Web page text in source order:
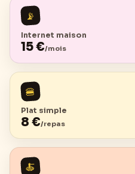
📡
Internet maison
15€/mois
🍔
Plat simple
8 €/repas
🍝